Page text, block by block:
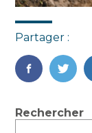
Partager :
FaceBook
Blog
Rechercher